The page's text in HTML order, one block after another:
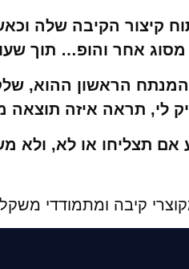
קיצור הקיבה שלה
אחר והופ… תוך
המנתח הראשון ההוא,
לי, תראה איזה
תצליחו או לא, ולא
קיבה ומתמודדי משקל